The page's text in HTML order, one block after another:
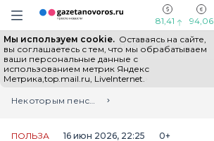
Информационный портал "ГазетаНоворос.ру"
Навигация сайта
81,41 94,06
Мы используем cookie. Оставаясь на сайте,
вы соглашаетесь с тем, что мы обрабатываем
ваши персональные данные с
использованием метрик Яндекс
Метрика,top.mail.ru, LiveInternet.
Все новости Новости России
Главная
Лента новостей
Некоторым пенсионерам с 1 августа повысят пенсию на 17,3% и 19,3%
ПОЛЬЗА 16 июн 2026, 22:25 0+